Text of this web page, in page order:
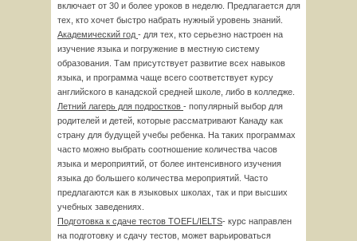
включает от 30 и более уроков в неделю. Предлагается для
тех, кто хочет быстро набрать нужный уровень знаний.
Академический год - для тех, кто серьезно настроен на
изучение языка и погружение в местную систему
образования. Там присутствует развитие всех навыков
языка, и программа чаще всего соответствует курсу
английского в канадской средней школе, либо в колледже.
Летний лагерь для подростков - популярный выбор для
родителей и детей, которые рассматривают Канаду как
страну для будущей учебы ребенка. На таких программах
часто можно выбрать соотношение количества часов
языка и мероприятий, от более интенсивного изучения
языка до большего количества мероприятий. Часто
предлагаются как в языковых школах, так и при высших
учебных заведениях.
Подготовка к сдаче тестов TOEFL/IELTS- курс направлен
на подготовку и сдачу тестов, может варьироваться